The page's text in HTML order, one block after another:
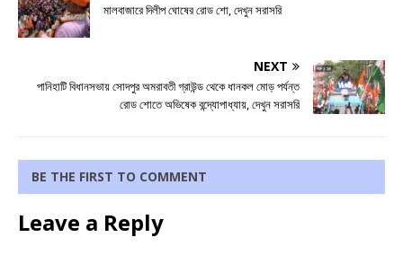
মালবাজারে দিলীপ ঘোষের রোড শো, দেখুন সরাসরি
NEXT
পানিহাটি বিধানসভায় সোদপুর অমরাবতী গ্রাউন্ড থেকে ধানকল মোড় পর্যন্ত
রোড শোতে অভিষেক বন্দ্যোপাধ্যায়, দেখুন সরাসরি
BE THE FIRST TO COMMENT
Leave a Reply